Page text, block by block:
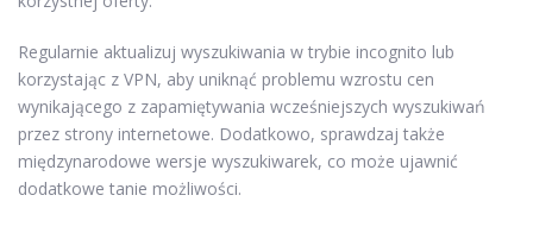
Regularnie aktualizuj wyszukiwania w trybie incognito lub
korzystając z VPN, aby uniknąć problemu wzrostu cen
wynikającego z zapamiętywania wcześniejszych wyszukiwań
przez strony internetowe. Dodatkowo, sprawdzaj także
międzynarodowe wersje wyszukiwarek, co może ujawnić
dodatkowe tanie możliwości.